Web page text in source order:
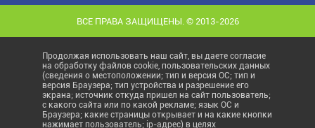
ВСЕ ПРАВА ЗАЩИЩЕНЫ. © 2013-2026
Продолжая использовать наш сайт, вы даете согласие
на обработку файлов cookie, пользовательских данных
(сведения о местоположении; тип и версия ОС; тип и
версия Браузера; тип устройства и разрешение его
экрана; источник откуда пришел на сайт пользователь;
с какого сайта или по какой рекламе; язык ОС и
Браузера; какие страницы открывает и на какие кнопки
нажимает пользователь; ip-адрес) в целях